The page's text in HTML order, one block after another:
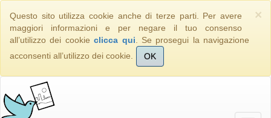
×
Questo sito utilizza cookie anche di terze parti. Per avere
maggiori informazioni e per negare il tuo consenso
all’utilizzo dei cookieclicca qui . Se prosegui la navigazione
acconsenti all’utilizzo dei cookie.
OK